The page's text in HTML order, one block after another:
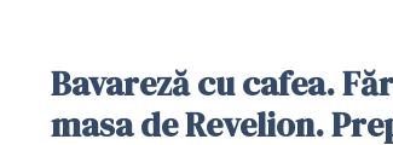
Bavareză cu cafea.
masa de Revelion.